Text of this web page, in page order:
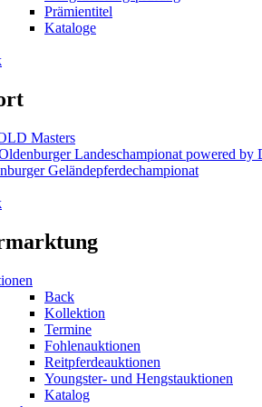
Prämientitel
Kataloge
Masters
Landeschampionat powered by
Geländepferde­championat
Back
Kollektion
Termine
Fohlenauktionen
Reitpferdeauktionen
Youngster- und Hengstauktionen
Katalog